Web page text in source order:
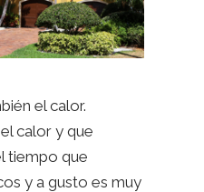
el calor.
calor y que
tiempo que
y a gusto es muy